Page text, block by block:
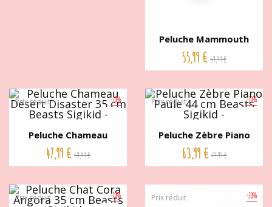
Peluche Mammouth
Moneten...
55,99 € 69,99 €
-20%
Prix réduit
Peluche Chameau
Desert...
47,99 € 59,99 €
-20%
Prix réduit
Peluche Zèbre Piano
Paule...
63,99 € 79,99 €
-20%
Prix réduit -20%
Prix réduit